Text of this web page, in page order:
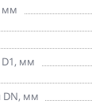
мм
мм
DN, мм